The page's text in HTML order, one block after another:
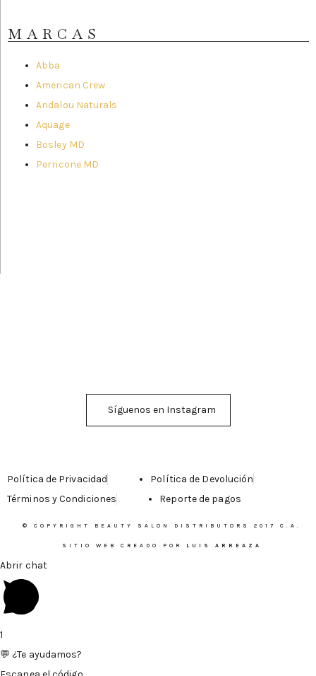
MARCAS
Abba
American Crew
Andalou Naturals
Aquage
Bosley MD
Perricone MD
Síguenos en Instagram
Política de Privacidad
Política de Devolución
Términos y Condiciones
Reporte de pagos
© COPYRIGHT BEAUTY SALON DISTRIBUTORS 2017 C.A.
SITIO WEB CREADO POR LUIS ARREAZA
Abrir chat
1
💬 ¿Te ayudamos?